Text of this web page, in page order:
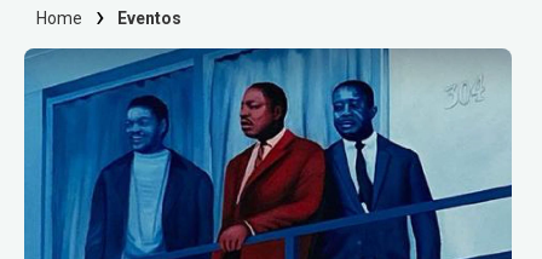
Home Eventos